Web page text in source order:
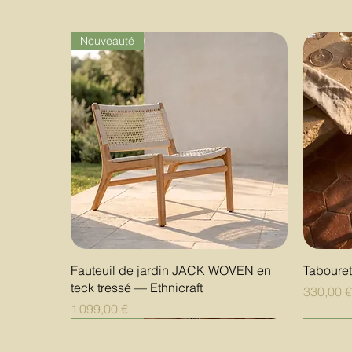
Aperçu rapide
Nouveauté
Fauteuil de jardin JACK WOVEN en
teck tressé — Ethnicraft
Prix
1 099,00 €
Prix
330,00 €